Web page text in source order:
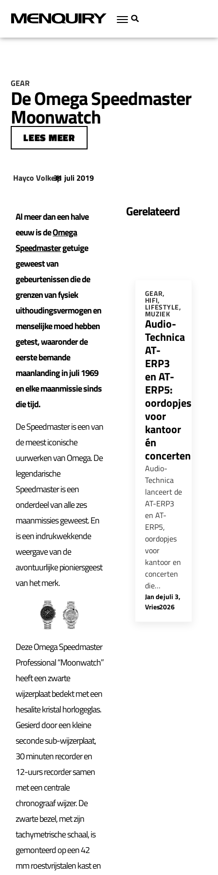
GEAR
De Omega Speedmaster
Moonwatch
LEES MEER
Hayco Volkers
|
31 juli 2019
Al meer dan een halve
eeuw is deOmega
Speedmastergetuige
geweest van
gebeurtenissen die de
grenzen van fysiek
uithoudingsvermogen en
menselijke moed hebben
getest, waaronder de
eerste bemande
maanlanding in juli 1969
en elke maanmissie sinds
die tijd.
De Speedmaster is een van
de meest iconische
uurwerken van Omega. De
legendarische
Speedmaster is een
onderdeel van alle zes
maanmissies geweest. En
is een indrukwekkende
weergave van de
avontuurlijke pioniersgeest
van het merk.
Deze Omega Speedmaster
Professional “Moonwatch”
heeft een zwarte
wijzerplaat bedekt met een
hesalite kristal horlogeglas.
Gesierd door een kleine
seconde sub-wijzerplaat,
30 minuten recorder en
12-uurs recorder samen
met een centrale
chronograaf wijzer. De
zwarte bezel, met zijn
tachymetrische schaal, is
gemonteerd op een 42
mm roestvrijstalen kast en
Gerelateerd
GEAR,
HIFI,
LIFESTYLE,
MUZIEK
Audio-
Technica
AT-
ERP3
en AT-
ERP5:
oordopjes
voor
kantoor
én
concerten
Audio-
Technica
lanceert de
AT-ERP3
en AT-
ERP5,
oordopjes
voor
kantoor en
concerten
die…
Jan de
Vries
-juli 3,
2026